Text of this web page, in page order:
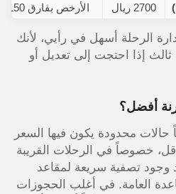
2700 ريال الأرخص بفارق 150 ريال
الرحلة أسهل في رأيي، لأنك
إذا احتجت إلى تعديل أو
أفضل؟
حالات محدودة يكون فيها السعر
خصوصاً في الرحلات القريبة
وجود تصفية سريعة لمقاعد
العامة. في أغلب الحجوزات